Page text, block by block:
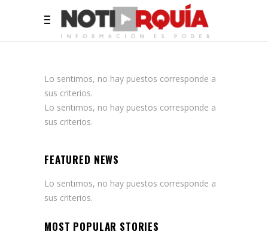
Lo sentimos, no hay puestos corresponde a
sus criterios.
Lo sentimos, no hay puestos corresponde a
sus criterios.
FEATURED NEWS
Lo sentimos, no hay puestos corresponde a
sus criterios.
MOST POPULAR STORIES